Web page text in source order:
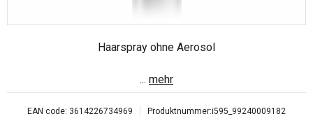
Haarspray ohne Aerosol
... mehr
EAN code: 3614226734969 Produktnummer:i595_99240009182